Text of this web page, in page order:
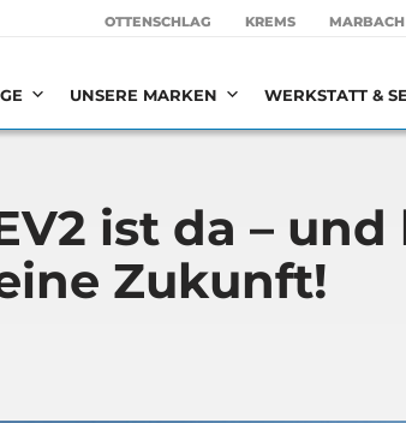
OTTEN­SCHLAG KREMS MAR­BACH
UNSERE MARKEN WERKSTATT &
ist da –
Zukunft!